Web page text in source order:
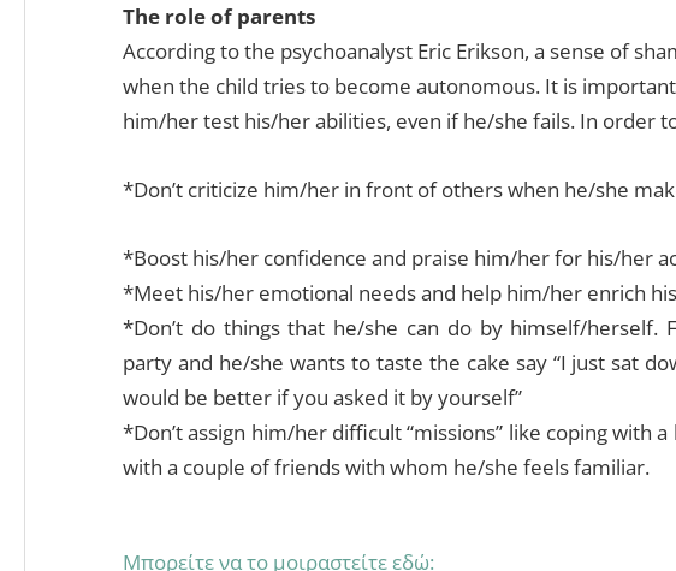
The role of parents
According to the psychoanalyst Eric Erikson, a sense of
when the child tries to become autonomous. It is
him/her test his/her abilities, even if he/she fails. In order
*Don’t criticize him/her in front of others when he/she
*Boost his/her confidence and praise him/her for his/her
*Meet his/her emotional needs and help him/her enrich
*Don’t do things that he/she can do by himself/herself.
party and he/she wants to taste the cake say “I just sat
would be better if you asked it by yourself”
*Don’t assign him/her difficult “missions” like coping with
with a couple of friends with whom he/she feels familiar.
Μπορείτε να το μοιραστείτε εδώ: